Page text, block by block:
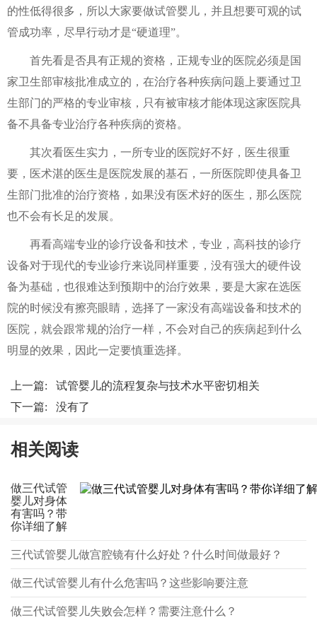
的性低得很多，所以大家要做试管婴儿，并且想要可观的试
管成功率，尽早行动才是“硬道理”。
首先看是否具有正规的资格，正规专业的医院必须是国
家卫生部审核批准成立的，在治疗各种疾病问题上要通过卫
生部门的严格的专业审核，只有被审核才能体现这家医院具
备不具备专业治疗各种疾病的资格。
其次看医生实力，一所专业的医院好不好，医生很重
要，医术湛的医生是医院发展的基石，一所医院即使具备卫
生部门批准的治疗资格，如果没有医术好的医生，那么医院
也不会有长足的发展。
再看高端专业的诊疗设备和技术，专业，高科技的诊疗
设备对于现代的专业诊疗来说同样重要，没有强大的硬件设
备为基础，也很难达到预期中的治疗效果，要是大家在选医
院的时候没有擦亮眼睛，选择了一家没有高端设备和技术的
医院，就会跟常规的治疗一样，不会对自己的疾病起到什么
明显的效果，因此一定要慎重选择。
上一篇: 试管婴儿的流程复杂与技术水平密切相关
下一篇: 没有了
相关阅读
做三代试管
婴儿对身体
有害吗？带
你详细了解
三代试管婴儿做宫腔镜有什么好处？什么时间做最好？
做三代试管婴儿有什么危害吗？这些影响要注意
做三代试管婴儿失败会怎样？需要注意什么？